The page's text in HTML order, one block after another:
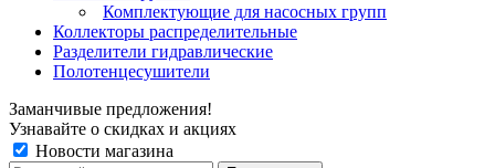
Комплектующие для насосных групп
Коллекторы распределительные
Разделители гидравлические
Полотенцесушители
Заманчивые предложения!
Узнавайте о скидках и акциях
Новости магазина